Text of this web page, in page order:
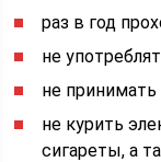
раз в год
не
не принимать
не курить
сигареты, а